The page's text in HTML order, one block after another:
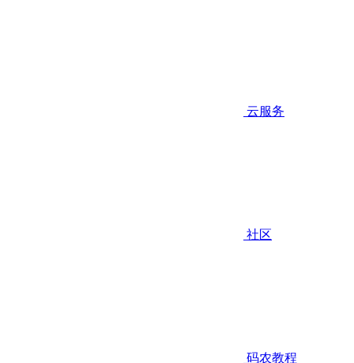
云服务
社区
码农教程